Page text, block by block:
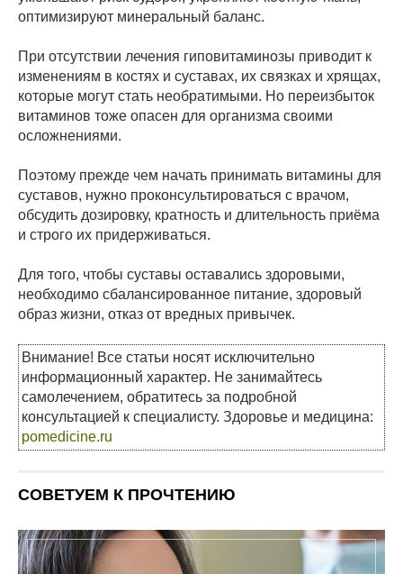
оптимизируют минеральный баланс.
При отсутствии лечения гиповитаминозы приводит к
изменениям в костях и суставах, их связках и хрящах,
которые могут стать необратимыми. Но переизбыток
витаминов тоже опасен для организма своими
осложнениями.
Поэтому прежде чем начать принимать витамины для
суставов, нужно проконсультироваться с врачом,
обсудить дозировку, кратность и длительность приёма
и строго их придерживаться.
Для того, чтобы суставы оставались здоровыми,
необходимо сбалансированное питание, здоровый
образ жизни, отказ от вредных привычек.
Внимание! Все статьи носят исключительно
информационный характер. Не занимайтесь
самолечением, обратитесь за подробной
консультацией к специалисту. Здоровье и медицина:
pomedicine.ru
СОВЕТУЕМ К ПРОЧТЕНИЮ